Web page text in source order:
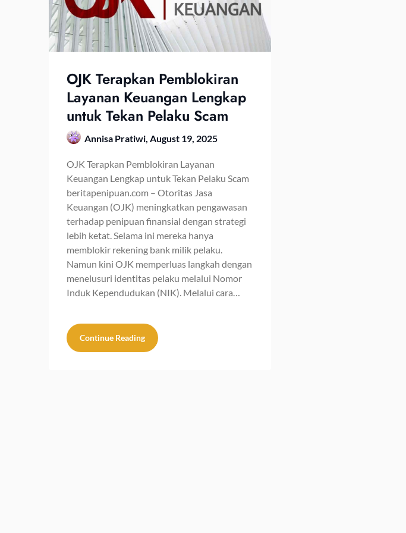
OJK Terapkan Pemblokiran
Layanan Keuangan Lengkap
untuk Tekan Pelaku Scam
Annisa Pratiwi, August 19, 2025
OJK Terapkan Pemblokiran Layanan
Keuangan Lengkap untuk Tekan Pelaku Scam
beritapenipuan.com – Otoritas Jasa
Keuangan (OJK) meningkatkan pengawasan
terhadap penipuan finansial dengan strategi
lebih ketat. Selama ini mereka hanya
memblokir rekening bank milik pelaku.
Namun kini OJK memperluas langkah dengan
menelusuri identitas pelaku melalui Nomor
Induk Kependudukan (NIK). Melalui cara…
Continue Reading